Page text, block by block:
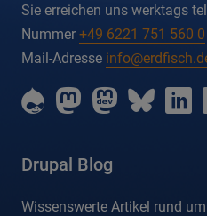
Sie erreichen uns werktags
Nummer +49 6221 751 560 0
Mail-Adresse
erdfisch
on
erdfisch
on
erdfisch
on
on
Drupal Blog
Wissenswerte Artikel rund